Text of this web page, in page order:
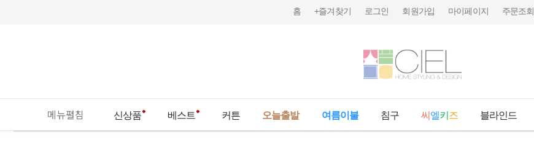
홈 +즐겨찾기 로그인 회원가입 마이페이지 주문조회
메뉴펼침 신상품 베스트 커튼 오늘출발 여름이불 침구 씨 엘키 즈 블라인드